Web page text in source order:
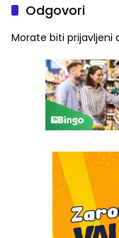
Odgovori
Morate biti prijavljeni